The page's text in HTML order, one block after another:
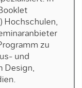
Hochschulen,
zu
und
Design,